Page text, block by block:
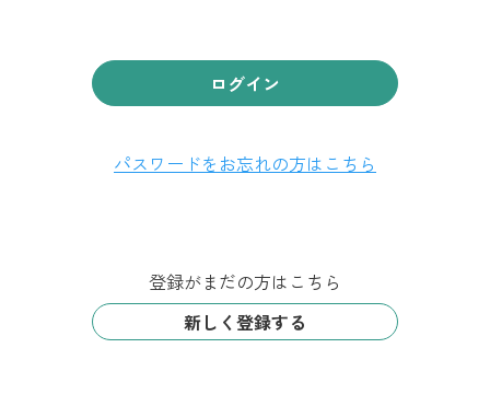
ログイン
パスワードをお忘れの方はこちら
登録がまだの方はこちら
新しく登録する